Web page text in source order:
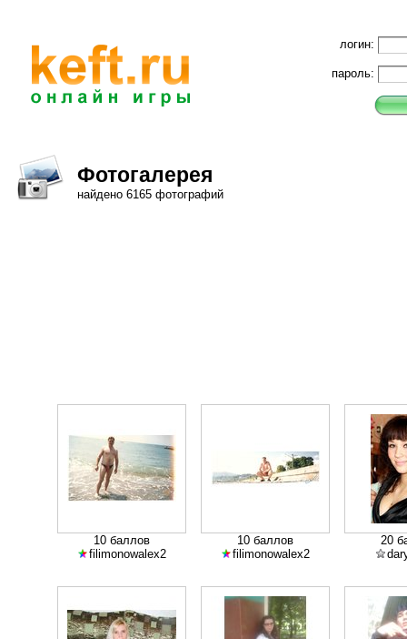
логин:
пароль:
Фотогалерея
найдено 6165 фотографий
10 баллов
filimonowalex2
10 баллов
filimonowalex2
20